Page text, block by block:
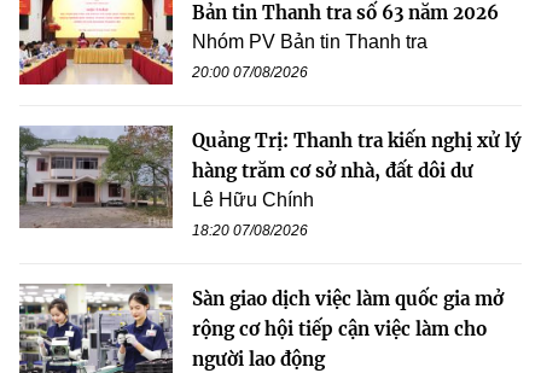
Bản tin Thanh tra số 63 năm 2026
Nhóm PV Bản tin Thanh tra
20:00 07/08/2026
Quảng Trị: Thanh tra kiến nghị xử lý
hàng trăm cơ sở nhà, đất dôi dư
Lê Hữu Chính
18:20 07/08/2026
Sàn giao dịch việc làm quốc gia mở
rộng cơ hội tiếp cận việc làm cho
người lao động